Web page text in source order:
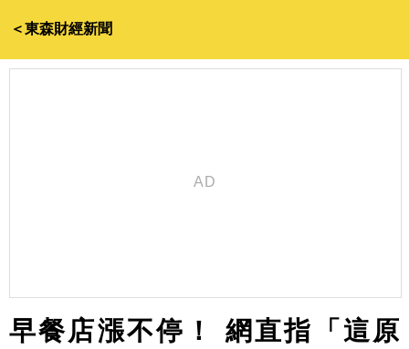
＜東森財經新聞
早餐店漲不停！ 網直指「這原